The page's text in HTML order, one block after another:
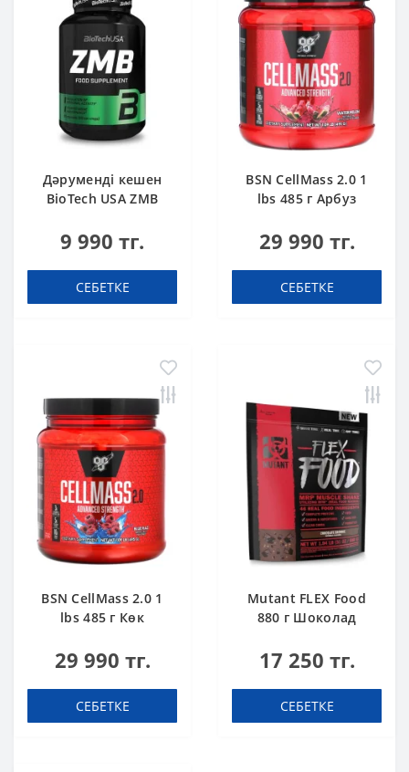
Дәруменді кешен
BioTech USA ZMB
В6 60 капсула
9 990 тг.
СЕБЕТКЕ
BSN CellMass 2.0 1
lbs 485 г Арбуз
29 990 тг.
СЕБЕТКЕ
BSN CellMass 2.0 1
lbs 485 г Көк
29 990 тг.
СЕБЕТКЕ
Mutant FLEX Food
880 г Шоколад
17 250 тг.
СЕБЕТКЕ